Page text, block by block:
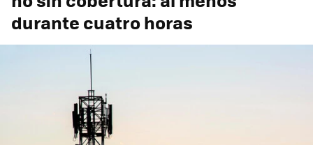
durante cuatro horas